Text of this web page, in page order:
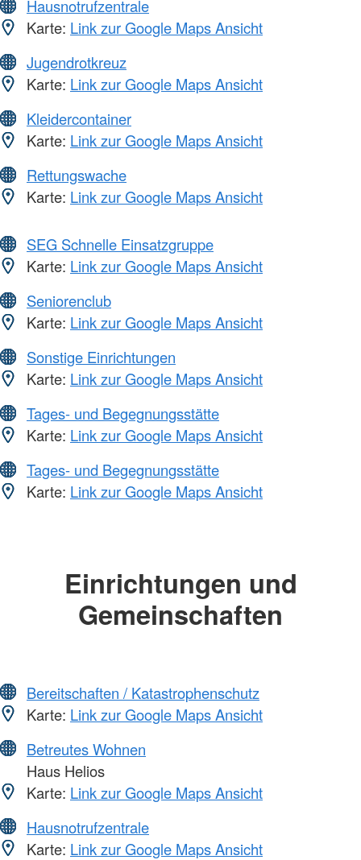
Hausnotrufzentrale
Karte: Link zur Google Maps Ansicht
Jugendrotkreuz
Karte: Link zur Google Maps Ansicht
Kleidercontainer
Karte: Link zur Google Maps Ansicht
Rettungswache
Karte: Link zur Google Maps Ansicht
SEG Schnelle Einsatzgruppe
Karte: Link zur Google Maps Ansicht
Seniorenclub
Karte: Link zur Google Maps Ansicht
Sonstige Einrichtungen
Karte: Link zur Google Maps Ansicht
Tages- und Begegnungsstätte
Karte: Link zur Google Maps Ansicht
Tages- und Begegnungsstätte
Karte: Link zur Google Maps Ansicht
Einrichtungen und
Gemeinschaften
Bereitschaften / Katastrophenschutz
Karte: Link zur Google Maps Ansicht
Betreutes Wohnen
Haus Helios
Karte: Link zur Google Maps Ansicht
Hausnotrufzentrale
Karte: Link zur Google Maps Ansicht